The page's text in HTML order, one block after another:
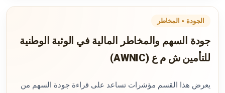
الجودة • المخاطر
جودة السهم والمخاطر المالية في الوثبة الوطنية
للتأمين ش م ع (AWNIC)
يعرض هذا القسم مؤشرات تساعد على قراءة جودة السهم من